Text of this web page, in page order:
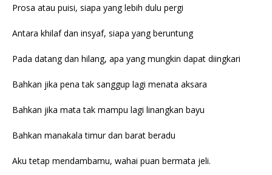
Prosa atau puisi, siapa yang lebih dulu pergi
Antara khilaf dan insyaf, siapa yang beruntung
Pada datang dan hilang, apa yang mungkin dapat diingkari
Bahkan jika pena tak sanggup lagi menata aksara
Bahkan jika mata tak mampu lagi linangkan bayu
Bahkan manakala timur dan barat beradu
Aku tetap mendambamu, wahai puan bermata jeli.